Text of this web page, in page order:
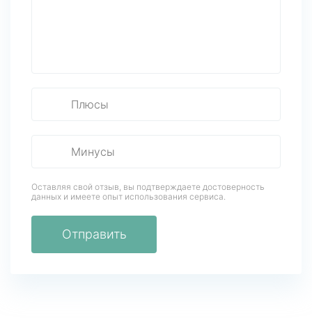
Оставляя свой отзыв, вы подтверждаете достоверность
данных и имеете опыт использования сервиса.
Отправить